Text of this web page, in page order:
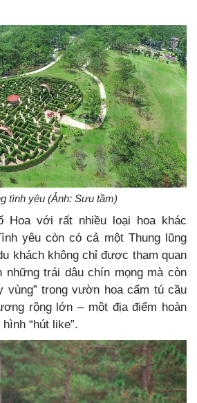
tình yêu (Ảnh: Sưu tầm)
Hoa với rất nhiều loại hoa khác
yêu còn có cả một Thung lũng
khách không chỉ được tham quan
những trái dâu chín mọng mà còn
vùng” trong vườn hoa cẩm tú cầu
rộng lớn – một địa điểm hoàn
“hút like”.